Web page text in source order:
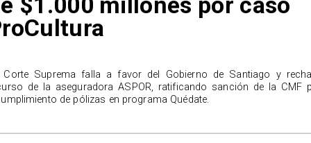
Corte Suprema falla a favor del Gobierno de Santiago y
de la aseguradora ASPOR, ratificando sanción de la CMF
de pólizas en programa Quédate.